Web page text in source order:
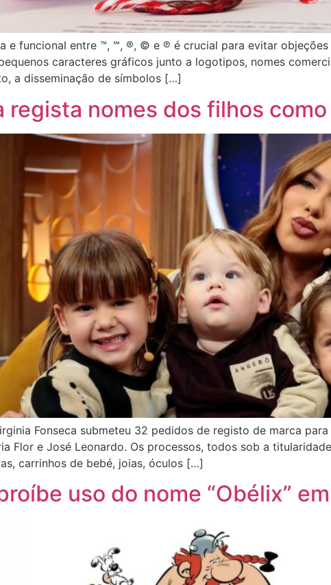
e funcional entre ™, ℠, ®, © e ℗ é crucial para evitar
caracteres gráficos junto a logotipos, nomes
a disseminação de símbolos […]
regista nomes dos filhos
Fonseca submeteu 32 pedidos de registo de marca
Flor e José Leonardo. Os processos, todos sob a
carrinhos de bebé, joias, óculos […]
uso do nome “Obélix”